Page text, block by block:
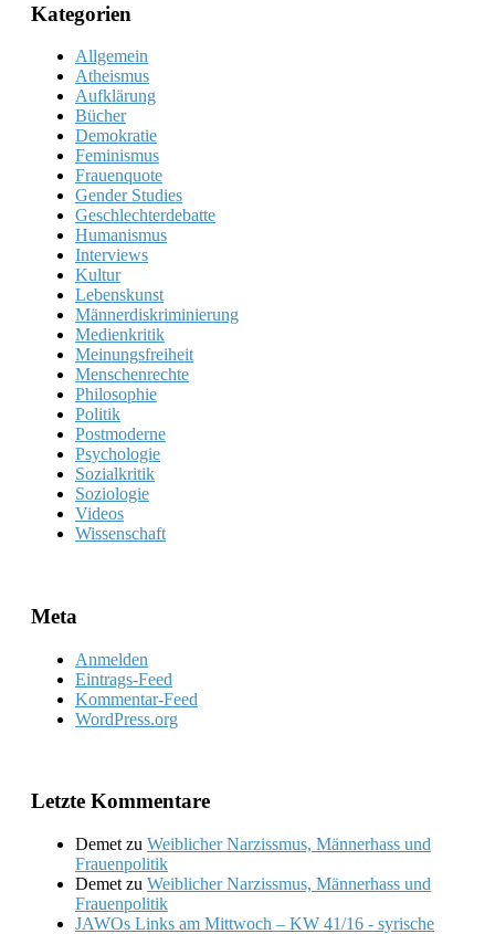
Kategorien
Allgemein
Atheismus
Aufklärung
Bücher
Demokratie
Feminismus
Frauenquote
Gender Studies
Geschlechterdebatte
Humanismus
Interviews
Kultur
Lebenskunst
Männerdiskriminierung
Medienkritik
Meinungsfreiheit
Menschenrechte
Philosophie
Politik
Postmoderne
Psychologie
Sozialkritik
Soziologie
Videos
Wissenschaft
Meta
Anmelden
Eintrags-Feed
Kommentar-Feed
WordPress.org
Letzte Kommentare
Demet zu Weiblicher Narzissmus, Männerhass und
Frauenpolitik
Demet zu Weiblicher Narzissmus, Männerhass und
Frauenpolitik
JAWOs Links am Mittwoch – KW 41/16 - syrische